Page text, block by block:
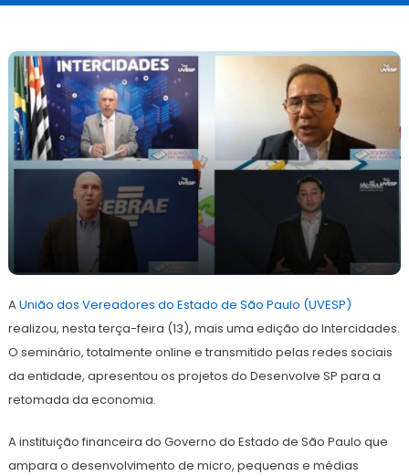
julho
de
Redação
AUnião dos Vereadores do Estado de São Paulo (UVESP)
realizou, nesta terça-feira (13), mais uma edição do Intercidades.
O seminário, totalmente online e transmitido pelas redes sociais
da entidade, apresentou os projetos do Desenvolve SP para a
retomada da economia.
A instituição financeira do Governo do Estado de São Paulo que
ampara o desenvolvimento de micro, pequenas e médias